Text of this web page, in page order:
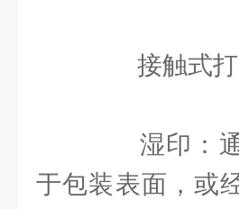
接触式打
湿印：通
于包装表面，或